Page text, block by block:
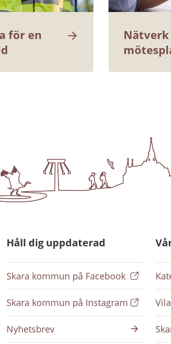
för en
Nätverk
Håll dig uppdaterad
Skara kommun på Facebook
Skara kommun på Instagram
Nyhetsbrev